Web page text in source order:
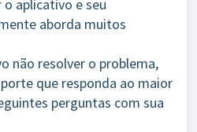
aplicativo e seu
aborda muitos
não resolver o problema,
que responda ao maior
perguntas com sua